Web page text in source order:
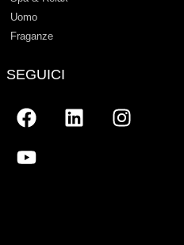
Uomo
Fraganze
SEGUICI